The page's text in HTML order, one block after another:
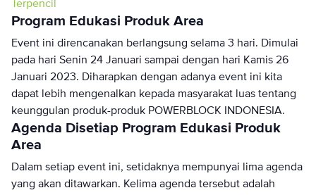
Terpencil
Program Edukasi Produk Area
Event ini direncanakan berlangsung selama 3 hari. Dimulai
pada hari Senin 24 Januari sampai dengan hari Kamis 26
Januari 2023. Diharapkan dengan adanya event ini kita
dapat lebih mengenalkan kepada masyarakat luas tentang
keunggulan produk-produk POWERBLOCK INDONESIA.
Agenda Disetiap Program Edukasi Produk
Area
Dalam setiap event ini, setidaknya mempunyai lima agenda
yang akan ditawarkan. Kelima agenda tersebut adalah